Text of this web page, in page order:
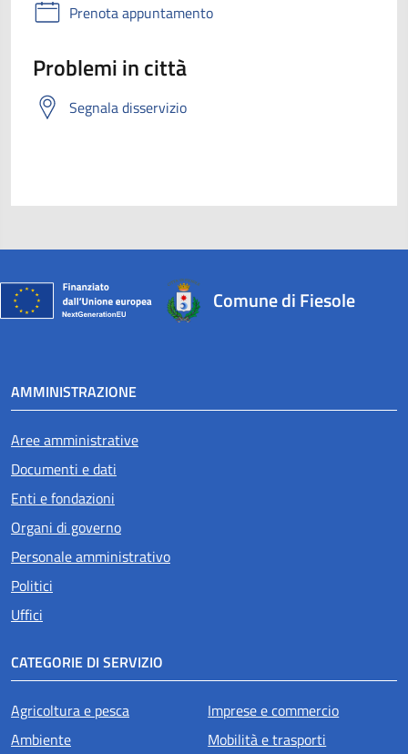
Prenota appuntamento
Problemi in città
Segnala disservizio
Comune di Fiesole
AMMINISTRAZIONE
Aree amministrative
Documenti e dati
Enti e fondazioni
Organi di governo
Personale amministrativo
Politici
Uffici
CATEGORIE DI SERVIZIO
Agricoltura e pesca
Ambiente
Imprese e commercio
Mobilità e trasporti